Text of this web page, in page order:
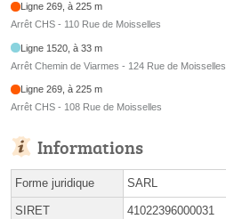
Ligne 269, à 225 m
Arrêt CHS - 110 Rue de Moisselles
Ligne 1520, à 33 m
Arrêt Chemin de Viarmes - 124 Rue de Moisselles
Ligne 269, à 225 m
Arrêt CHS - 108 Rue de Moisselles
Informations
Forme juridique SARL
SIRET 41022396000031